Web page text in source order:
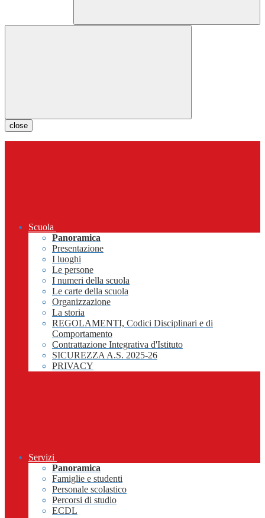
close
Scuola
Panoramica
Presentazione
I luoghi
Le persone
I numeri della scuola
Le carte della scuola
Organizzazione
La storia
REGOLAMENTI, Codici Disciplinari e di
Comportamento
Contrattazione Integrativa d'Istituto
SICUREZZA A.S. 2025-26
PRIVACY
Servizi
Panoramica
Famiglie e studenti
Personale scolastico
Percorsi di studio
ECDL